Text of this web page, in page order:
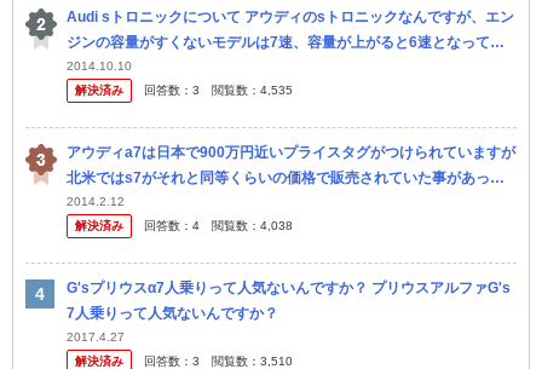
Audi sトロニックについて アウディのsトロニックなんですが、エン
ジンの容量がすくないモデルは7速、容量が上がると6速となってい
る車種があるのですがなんで何でしょうか？いわゆるオプショ ンが...
2014.10.10
解決済み
回答数： 3 閲覧数： 4,535
アウディa7は日本で900万円近いプライスタグがつけられていますが
北米ではs7がそれと同等くらいの価格で販売されていた事があった
ようです(当然為替の影響)がこんなに差がでるのはなぜでしょうか？
一説
2014.2.12
解決済み
回答数： 4 閲覧数： 4,038
G'sプリウスα7人乗りって人気ないんですか？ プリウスアルファG's
7人乗りって人気ないんですか？
2017.4.27
解決済み
回答数： 3 閲覧数： 3,510